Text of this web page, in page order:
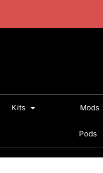
Kits Mods
Pods